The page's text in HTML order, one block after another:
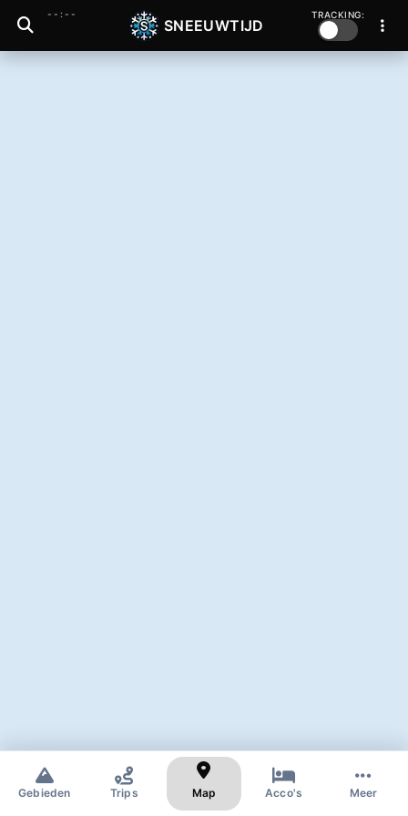
--:--
SNEEUWTIJD
TRACKING:
Gebieden Trips Map Acco's Meer